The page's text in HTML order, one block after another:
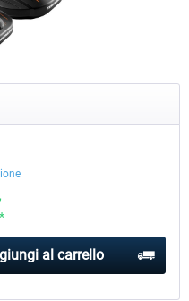
Pro Flight Trainer - PUMA X
al carrello